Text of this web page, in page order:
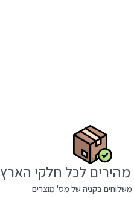
לכל חלקי הארץ
משלוחים בקניה של מס' מוצרים